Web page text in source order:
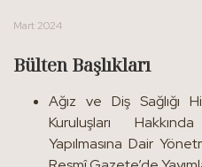
Mart 2024
Bülten Başlıkları
Ağız ve Diş Sağlığı
Kuruluşları
Yapılmasına Dair